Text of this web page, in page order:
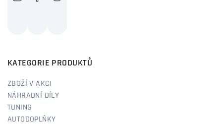
KATEGORIE PRODUKTŮ
ZBOŽÍ V AKCI
NÁHRADNÍ DÍLY
TUNING
AUTODOPLŇKY